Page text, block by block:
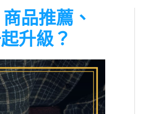
品推薦、
升級？